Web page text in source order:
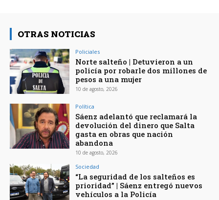
OTRAS NOTICIAS
Policiales
Norte salteño | Detuvieron a un
policía por robarle dos millones de
pesos a una mujer
10 de agosto, 2026
Política
Sáenz adelantó que reclamará la
devolución del dinero que Salta
gasta en obras que nación
abandona
10 de agosto, 2026
Sociedad
“La seguridad de los salteños es
prioridad” | Sáenz entregó nuevos
vehículos a la Policía